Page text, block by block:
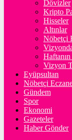
BİTCOİN
฿%-0.8
ETHEREUM
%-0.4
TETHER
47.67
$%0
Dövizler
Kripto
Hisseler
Altınlar
Nöbetçi
Vizyon
Eyüpsultan
Nöbetçi
Gündem
Spor
Ekonomi
Gazeteler
Haber Gönder
20:37 / CHP